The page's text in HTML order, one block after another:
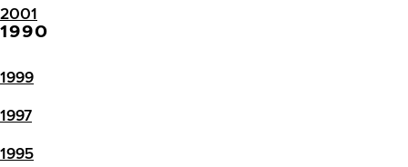
2001
1990
1999
1997
1995